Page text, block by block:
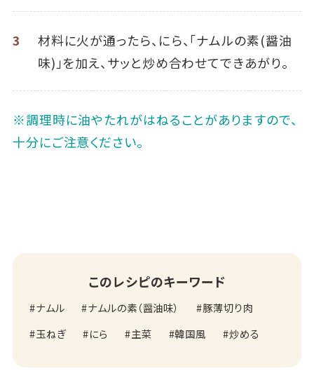
3
材料に火が通ったら、にら、「ナムルの素(醤油
味)」を加え、サッと炒め合わせてできあがり。
※調理時に油やたれがはねることがありますので、
十分にご注意ください。
このレシピのキーワード
ナムル ナムルの素（醤油味）
豚薄切り肉
玉ねぎ
にら 主菜 韓国風 炒める